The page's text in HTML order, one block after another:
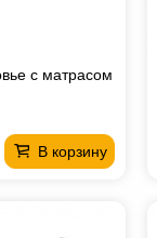
с матрасом
В корзину